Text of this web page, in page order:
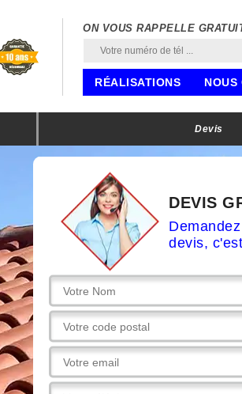
ON VOUS RAPPELLE
RÉALISATIONS NOUS
Devis
DEVIS
devis,